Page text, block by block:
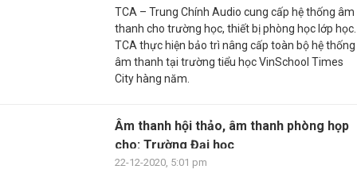
TCA – Trung Chính Audio cung cấp hệ thống âm
thanh cho trường học, thiết bị phòng học lớp học.
TCA thực hiện bảo trì nâng cấp toàn bộ hệ thống
âm thanh tại trường tiểu học VinSchool Times
City hàng năm.
Âm thanh hội thảo, âm thanh phòng họp
cho: Trường Đại học
22-12-2020, 5:01 pm